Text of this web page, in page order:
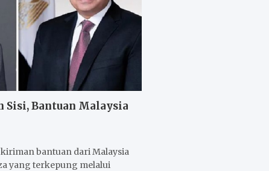
Sisi, Bantuan Malaysia
bantuan dari Malaysia
yang terkepung melalui